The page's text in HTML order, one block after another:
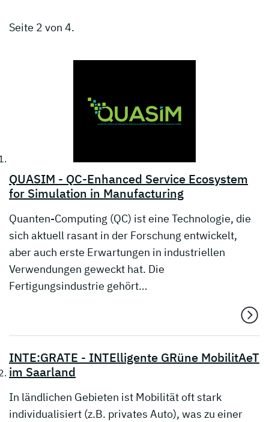
Seite 2 von 4.
QUASIM - QC-Enhanced Service Ecosystem
for Simulation in Manufacturing
Quanten-Computing (QC) ist eine Technologie, die
sich aktuell rasant in der Forschung entwickelt,
aber auch erste Erwartungen in industriellen
Verwendungen geweckt hat. Die
Fertigungsindustrie gehört…
INTE:GRATE - INTElligente GRüne MobilitAeT
im Saarland
In ländlichen Gebieten ist Mobilität oft stark
individualisiert (z.B. privates Auto), was zu einer